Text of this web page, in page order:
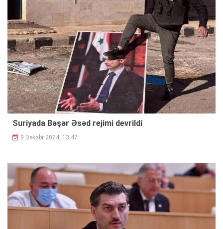
Suriyada Bəşər Əsəd rejimi devrildi
9 Dekabr 2024, 13:47